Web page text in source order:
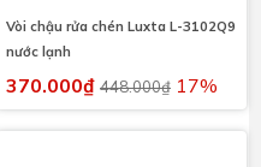
Vòi chậu rửa chén Luxta L-3102Q9
nước lạnh
370.000₫ 448.000₫ 17%